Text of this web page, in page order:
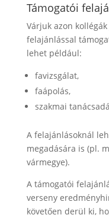
Támogatói
Várjuk azon
felajánlással
lehet például:
favizsgálat,
faápolás,
szakmai
A felajánlásoknál
megadására is (pl.
vármegye).
A támogatói
verseny
követően derül ki,